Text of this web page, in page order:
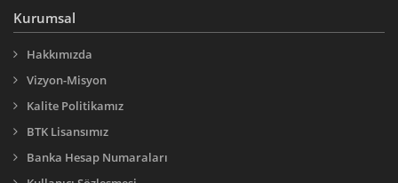
Bilecik Toplu SMS
Bingöl Toplu SMS
Bitlis Toplu SMS
Bolu Toplu SMS
Burdur Toplu SMS
Bursa Toplu SMS
Çanakkale Toplu SMS
Kurumsal
Hakkımızda
Vizyon-Misyon
Kalite Politikamız
BTK Lisansımız
Banka Hesap Numaraları